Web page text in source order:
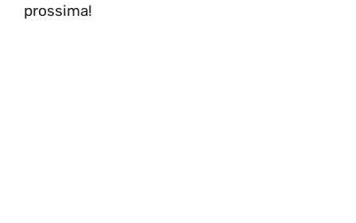
prossima!